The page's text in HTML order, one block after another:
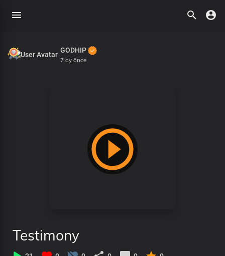
GODHIP
7 ay önce
Testimony